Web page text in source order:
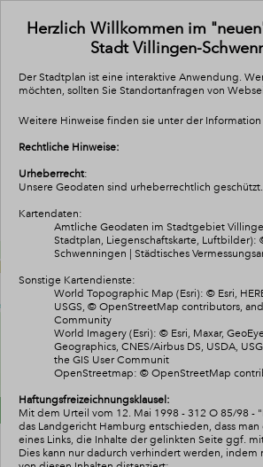
All
Themenbaum
Layers
Herzlich Willkommen im
Stadt Villingen-
Der Stadtplan ist eine interaktive Anwendung.
möchten, sollten Sie Standortanfragen von
Weitere Hinweise finden sie unter der Information
Rechtliche Hinweise:
Urheberrecht:
Unsere Geodaten sind urheberrechtlich geschützt.
Kartendaten:
Amtliche Geodaten im Stadtgebiet
Stadtplan, Liegenschaftskarte, Luftbilder):
Schwenningen | Städtisches
Sonstige Kartendienste:
World Topographic Map (Esri): © Esri,
USGS, © OpenStreetMap contributors,
Community
World Imagery (Esri): © Esri, Maxar,
Geographics, CNES/Airbus DS, USDA,
the GIS User Communit
OpenStreetmap: © OpenStreetMap
Haftungsfreizeichnungsklausel:
Mit dem Urteil vom 12. Mai 1998 - 312 O 85/98 -
das Landgericht Hamburg entschieden, dass
eines Links, die Inhalte der gelinkten Seite ggf.
Dies kann nur dadurch verhindert werden, indem